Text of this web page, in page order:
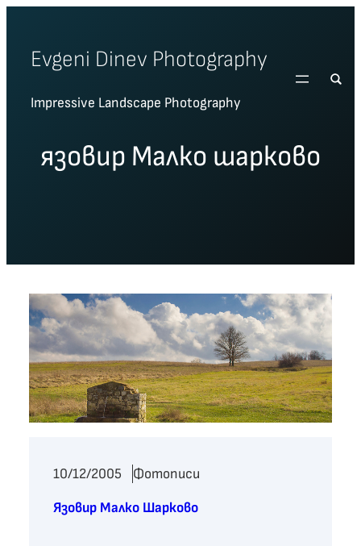
content
Evgeni Dinev Photography
Impressive Landscape Photography
язовир Малко шарково
10/12/2005
Фотописи
Язовир Малко Шарково